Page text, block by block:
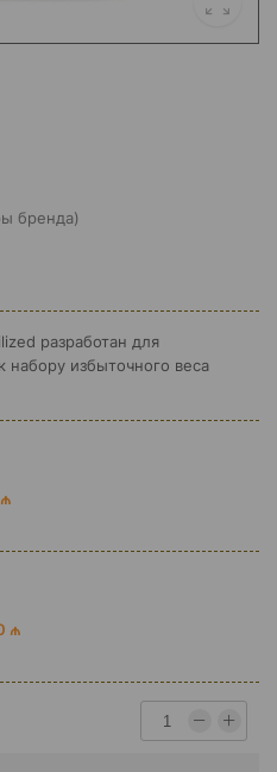
бренда)
разработан для
набору избыточного веса
₼